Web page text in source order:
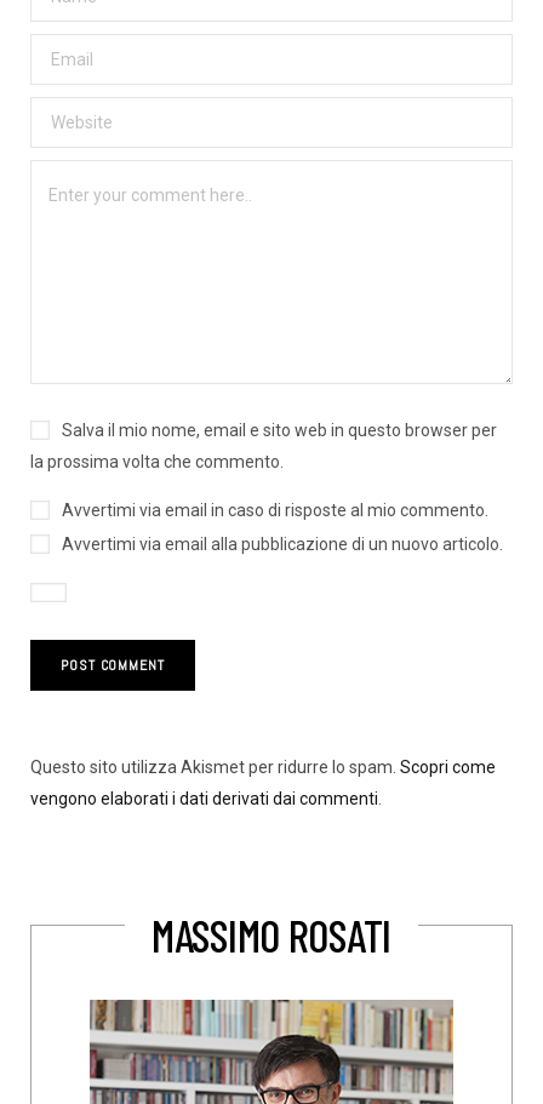
Salva il mio nome, email e sito web in questo browser per
la prossima volta che commento.
Avvertimi via email in caso di risposte al mio commento.
Avvertimi via email alla pubblicazione di un nuovo articolo.
Questo sito utilizza Akismet per ridurre lo spam. Scopri come
vengono elaborati i dati derivati dai commenti
MASSIMO ROSATI